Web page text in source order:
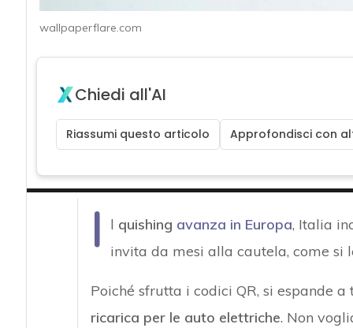
wallpaperflare.com
Chiedi all'AI
Riassumi questo articolo Approfondisci con
I l quishing avanza in Europa, Italia
invita da mesi alla cautela, come si
Poiché sfrutta i codici QR, si espande
ricarica per le auto elettriche. Non